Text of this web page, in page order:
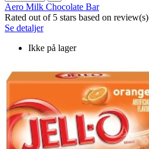
Aero Milk Chocolate Bar
Rated out of 5 stars based on review(s)
Se detaljer
Ikke på lager